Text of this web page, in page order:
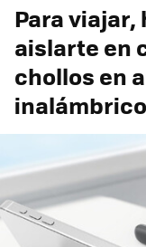
Para
aislarte en
chollos en